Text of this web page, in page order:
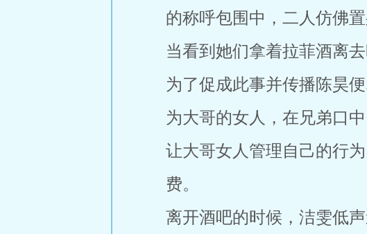
的称呼包围中，二人仿佛
当看到她们拿着拉菲酒离
为了促成此事并传播陈昊
为大哥的女人，在兄弟口
让大哥女人管理自己的行
费。
离开酒吧的时候，洁雯低声